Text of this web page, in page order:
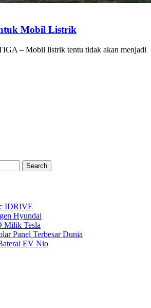
Mobil Listrik
– Mobil listrik tentu tidak akan menjadi
Search
IDRIVE
Hyundai
Milik Tesla
Panel Terbesar Dunia
EV Nio